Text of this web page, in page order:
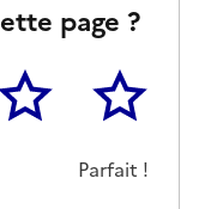
page ?
5
Parfait !